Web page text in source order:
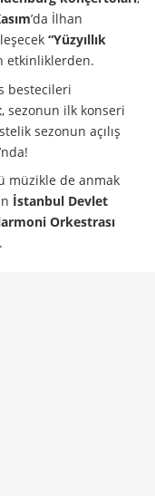
’da İlhan
“Yüzyıllık
etkinliklerden.
bestecileri
, sezonun ilk konseri
sezonun açılış
’nda!
müzikle de anmak
İstanbul Devlet
Orkestrası